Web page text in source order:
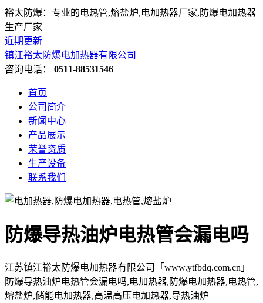
裕太防爆：专业的电热管,熔盐炉,电加热器厂家,防爆电加热器
生产厂家
近期更新
镇江裕太防爆电加热器有限公司
咨询电话： 0511-88531546
首页
公司简介
新闻中心
产品展示
荣誉资质
生产设备
联系我们
防爆导热油炉电热管会漏电吗
江苏镇江裕太防爆电加热器有限公司「www.ytfbdq.com.cn」
防爆导热油炉电热管会漏电吗,电加热器,防爆电加热器,电热管,
熔盐炉,储能电加热器,高温高压电加热器,导热油炉